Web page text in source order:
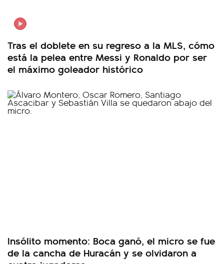
Tras el doblete en su regreso a la MLS, cómo
está la pelea entre Messi y Ronaldo por ser
el máximo goleador histórico
Insólito momento: Boca ganó, el micro se fue
de la cancha de Huracán y se olvidaron a